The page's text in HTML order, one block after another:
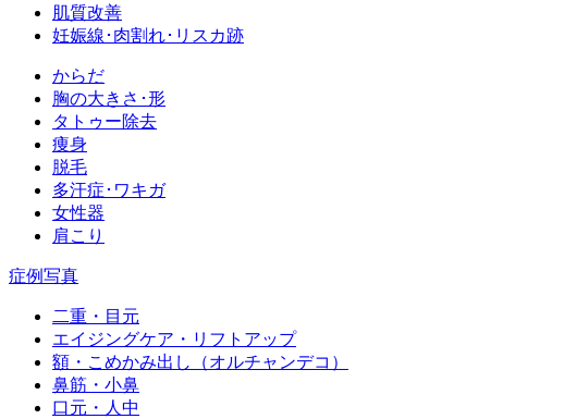
肌質改善
妊娠線･肉割れ･リスカ跡
からだ
胸の大きさ･形
タトゥー除去
痩身
脱毛
多汗症･ワキガ
女性器
肩こり
症例写真
二重・目元
エイジングケア・リフトアップ
額・こめかみ出し（オルチャンデコ）
鼻筋・小鼻
口元・人中